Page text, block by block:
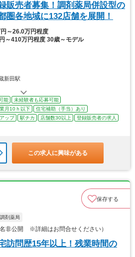
販売者募集！調剤薬局併設型の
圏各地域に132店舗を展開！
円～26.0万円程度
～410万円程度 30歳～モデル
新田駅
能
未経験者も応募可能
月10ｈ以下
住宅補助（手当）あり
ップ 駅チカ 店舗数30以上
登録販売者の求人
この求人に興味がある
保存する
調剤薬局
非公開 ※詳細はお問合せください）
訪問歴15年以上！残業時間の